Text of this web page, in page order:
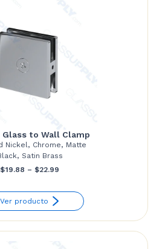
Glass to Wall Clamp
Nickel, Chrome, Matte
Satin Brass
$19.88 – $22.99
$19.88
through
Ver producto